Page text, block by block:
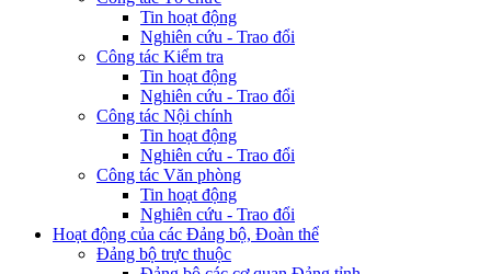
Tin hoạt động
Nghiên cứu - Trao đổi
Công tác Kiểm tra
Tin hoạt động
Nghiên cứu - Trao đổi
Công tác Nội chính
Tin hoạt động
Nghiên cứu - Trao đổi
Công tác Văn phòng
Tin hoạt động
Nghiên cứu - Trao đổi
Hoạt động của các Đảng bộ, Đoàn thể
Đảng bộ trực thuộc